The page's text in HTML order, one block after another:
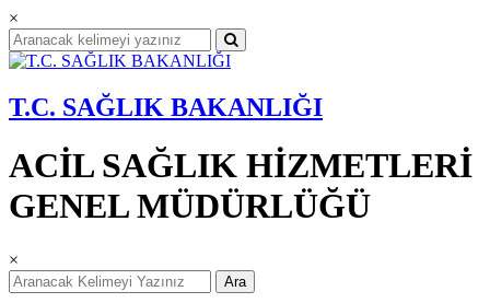
×
T.C. SAĞLIK BAKANLIĞI
ACİL SAĞLIK HİZMETLERİ
GENEL MÜDÜRLÜĞÜ
×
Ara